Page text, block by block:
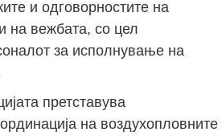
и одговорностите на
на вежбата, со цел
за исполнување на
претставува
на воздухопловните